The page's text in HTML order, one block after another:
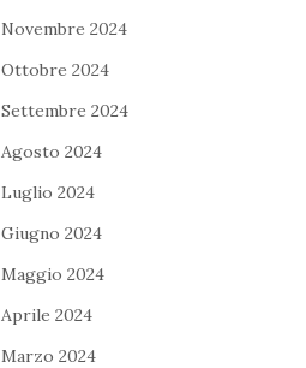
Novembre 2024
Ottobre 2024
Settembre 2024
Agosto 2024
Luglio 2024
Giugno 2024
Maggio 2024
Aprile 2024
Marzo 2024